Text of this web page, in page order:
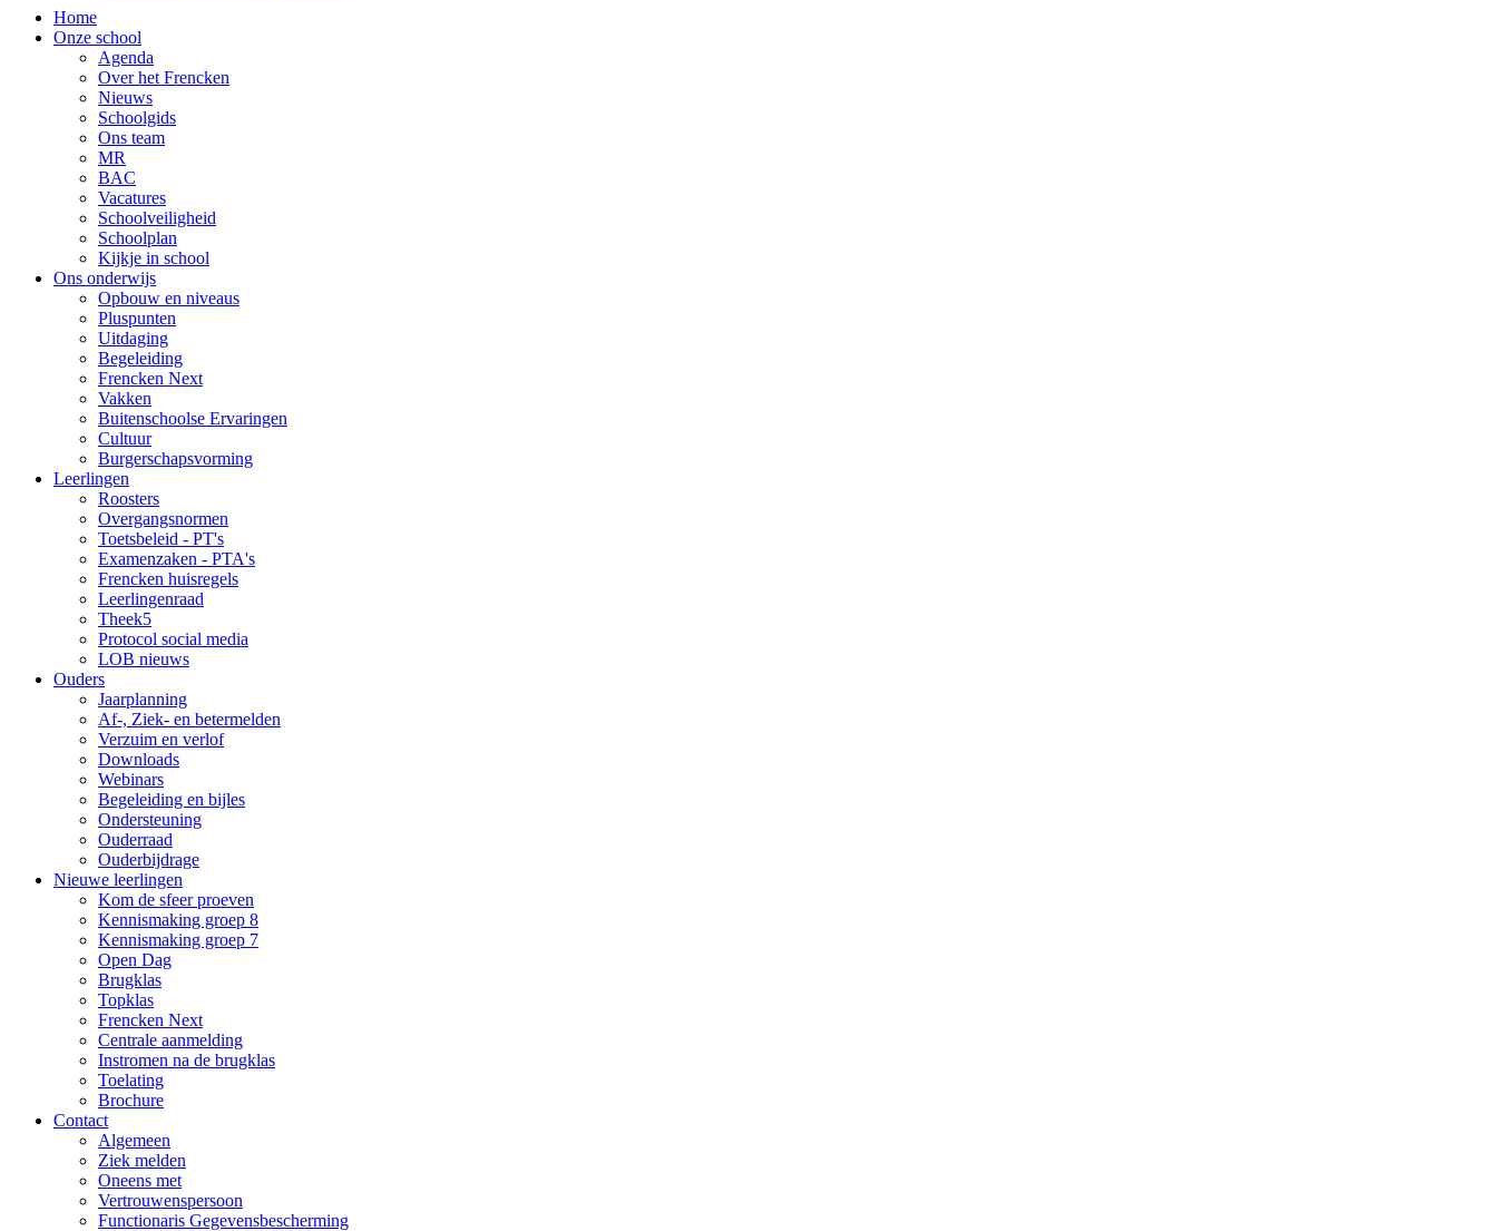
Home
Onze school
Agenda
Over het Frencken
Nieuws
Schoolgids
Ons team
MR
BAC
Vacatures
Schoolveiligheid
Schoolplan
Kijkje in school
Ons onderwijs
Opbouw en niveaus
Pluspunten
Uitdaging
Begeleiding
Frencken Next
Vakken
Buitenschoolse Ervaringen
Cultuur
Burgerschapsvorming
Leerlingen
Roosters
Overgangsnormen
Toetsbeleid - PT's
Examenzaken - PTA's
Frencken huisregels
Leerlingenraad
Theek5
Protocol social media
LOB nieuws
Ouders
Jaarplanning
Af-, Ziek- en betermelden
Verzuim en verlof
Downloads
Webinars
Begeleiding en bijles
Ondersteuning
Ouderraad
Ouderbijdrage
Nieuwe leerlingen
Kom de sfeer proeven
Kennismaking groep 8
Kennismaking groep 7
Open Dag
Brugklas
Topklas
Frencken Next
Centrale aanmelding
Instromen na de brugklas
Toelating
Brochure
Contact
Algemeen
Ziek melden
Oneens met
Vertrouwenspersoon
Functionaris Gegevensbescherming